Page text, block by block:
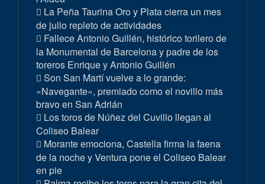
La Peña Taurina Oro y Plata cierra un mes
de julio repleto de actividades
Fallece Antonio Guillén, histórico torilero de
la Monumental de Barcelona y padre de los
toreros Enrique y Antonio Guillén
Son San Martí vuelve a lo grande:
«Navegante», premiado como el novillo más
bravo en San Adrián
Los toros de Núñez del Cuvillo llegan al
Coliseo Balear
Morante emociona, Castella firma la faena
de la noche y Ventura pone el Coliseo Balear
en pie